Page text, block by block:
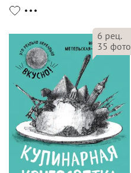
6 рец.
35 фото